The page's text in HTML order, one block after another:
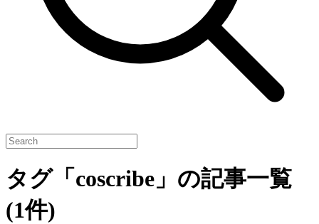
タグ「coscribe」の記事一覧
(1件)